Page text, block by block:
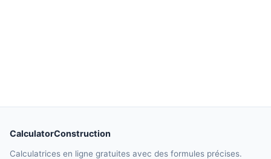
CalculatorConstruction
Calculatrices en ligne gratuites avec des formules précises.